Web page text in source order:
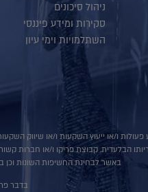
ניהול סיכונים
סקירות ומידע פיננסי
השתלמויות וימי עיון
ו/או ייעוץ השקעות ו/או שיווק
הבלעדית. קבוצת פריקו ו/או חברות
באשר לבחינת החשיפות השונות וכן
בדבר